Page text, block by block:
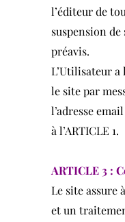
l’éditeur de
suspension de
préavis.
L’Utilisateur
le site par
l’adresse
à l’ARTICLE 1.
ARTICLE 3 :
Le site assure
et un